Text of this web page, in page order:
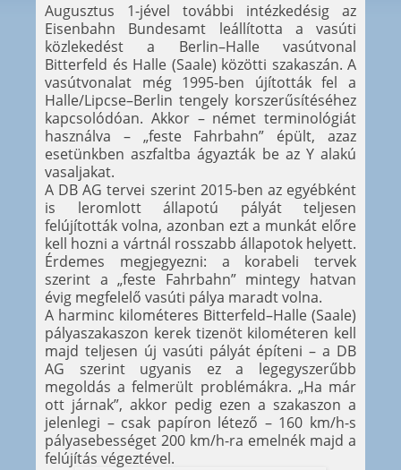
Augusztus 1-jével további intézkedésig az
Eisenbahn Bundesamt leállította a vasúti
közlekedést a Berlin–Halle vasútvonal
Bitterfeld és Halle (Saale) közötti szakaszán. A
vasútvonalat még 1995-ben újították fel a
Halle/Lipcse–Berlin tengely korszerűsítéséhez
kapcsolódóan. Akkor – német terminológiát
használva – „feste Fahrbahn” épült, azaz
esetünkben aszfaltba ágyazták be az Y alakú
vasaljakat.
A DB AG tervei szerint 2015-ben az egyébként
is leromlott állapotú pályát teljesen
felújították volna, azonban ezt a munkát előre
kell hozni a vártnál rosszabb állapotok helyett.
Érdemes megjegyezni: a korabeli tervek
szerint a „feste Fahrbahn” mintegy hatvan
évig megfelelő vasúti pálya maradt volna.
A harminc kilométeres Bitterfeld–Halle (Saale)
pályaszakaszon kerek tizenöt kilométeren kell
majd teljesen új vasúti pályát építeni – a DB
AG szerint ugyanis ez a legegyszerűbb
megoldás a felmerült problémákra. „Ha már
ott járnak”, akkor pedig ezen a szakaszon a
jelenlegi – csak papíron létező – 160 km/h-s
pályasebességet 200 km/h-ra emelnék majd a
felújítás végeztével.